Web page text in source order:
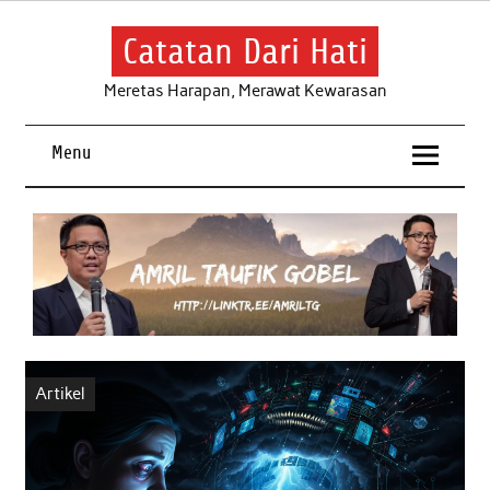
Skip
Catatan Dari Hati
Meretas Harapan, Merawat Kewarasan
Menu
Artikel